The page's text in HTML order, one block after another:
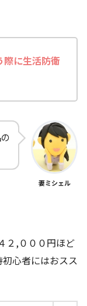
際に生活防衛
妻ミシェル
２,０００円ほど
心者にはおスス